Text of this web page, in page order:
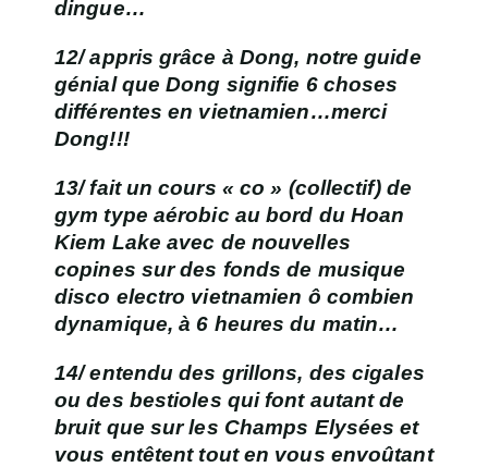
dingue…
12/ appris grâce à Dong, notre guide
génial que Dong signifie 6 choses
différentes en vietnamien…merci
Dong!!!
13/ fait un cours « co » (collectif) de
gym type aérobic au bord du Hoan
Kiem Lake avec de nouvelles
copines sur des fonds de musique
disco electro vietnamien ô combien
dynamique, à 6 heures du matin…
14/ entendu des grillons, des cigales
ou des bestioles qui font autant de
bruit que sur les Champs Elysées et
vous entêtent tout en vous envoûtant